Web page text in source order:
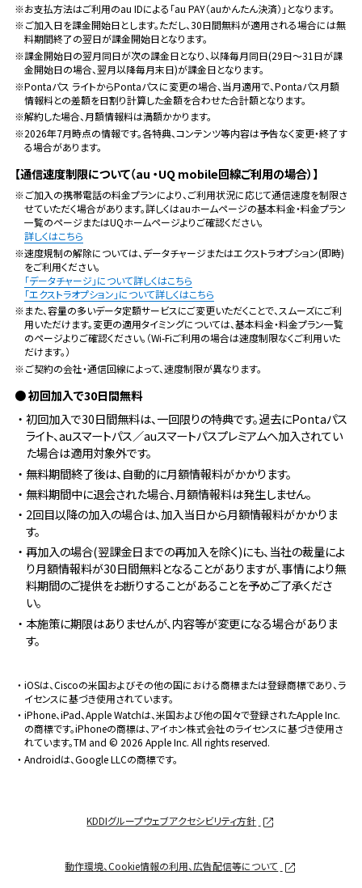
※お支払方法はご利用のau IDによる「au PAY（auかんたん決済）」となります。
※ご加入日を課金開始日とします。ただし、30日間無料が適用される場合には無
料期間終了の翌日が課金開始日となります。
※課金開始日の翌月同日が次の課金日となり、以降毎月同日(29日～31日が課
金開始日の場合、翌月以降毎月末日)が課金日となります。
※Pontaパス ライトからPontaパスに変更の場合、当月適用で、Pontaパス月額
情報料との差額を日割り計算した金額を合わせた合計額となります。
※解約した場合、月額情報料は満額かかります。
※2026年7月時点の情報です。各特典、コンテンツ等内容は予告なく変更・終了す
る場合があります。
【通信速度制限について（au ・UQ mobile回線ご利用の場合）】
※ご加入の携帯電話の料金プランにより、ご利用状況に応じて通信速度を制限さ
せていただく場合があります。詳しくはauホームページの基本料金・料金プラン
一覧のページまたはUQホームページよりご確認ください。
詳しくはこちら
※速度規制の解除については、データチャージまたはエクストラオプション(即時)
をご利用ください。
「データチャージ」について詳しくはこちら
「エクストラオプション」について詳しくはこちら
※また、容量の多いデータ定額サービスにご変更いただくことで、スムーズにご利
用いただけます。変更の適用タイミングについては、基本料金・料金プラン一覧
のページよりご確認ください。（Wi-Fiご利用の場合は速度制限なくご利用いた
だけます。）
※ご契約の会社・通信回線によって、速度制限が異なります。
● 初回加入で30日間無料
・初回加入で30日間無料は、一回限りの特典です。過去にPontaパス
ライト、auスマートパス／auスマートパスプレミアムへ加入されてい
た場合は適用対象外です。
・無料期間終了後は、自動的に月額情報料がかかります。
・無料期間中に退会された場合、月額情報料は発生しません。
・2回目以降の加入の場合は、加入当日から月額情報料がかかりま
す。
・再加入の場合(翌課金日までの再加入を除く)にも、当社の裁量によ
り月額情報料が30日間無料となることがありますが、事情により無
料期間のご提供をお断りすることがあることを予めご了承くださ
い。
・本施策に期限はありませんが、内容等が変更になる場合がありま
す。
・iOSは、Ciscoの米国およびその他の国における商標または登録商標であり、ラ
イセンスに基づき使用されています。
・iPhone、iPad、Apple Watchは、米国および他の国々で登録されたApple Inc.
の商標です。iPhoneの商標は、アイホン株式会社のライセンスに基づき使用さ
れています。TM and © 2026 Apple Inc. All rights reserved.
・Androidは、Google LLCの商標です。
KDDIグループウェブアクセシビリティ方針
動作環境、Cookie情報の利用、広告配信等について